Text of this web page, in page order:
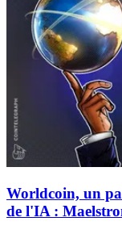
Worldcoin, un
de l'IA :